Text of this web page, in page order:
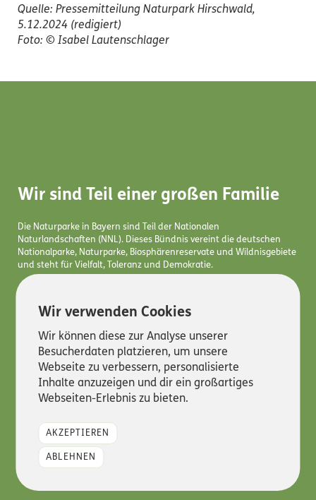
Wir verwenden Cookies
Wir können diese zur Analyse unserer
Besucherdaten platzieren, um unsere
Webseite zu verbessern, personalisierte
Inhalte anzuzeigen und dir ein großartiges
Webseiten-Erlebnis zu bieten.
AKZEPTIEREN
ABLEHNEN
Quelle: Pressemitteilung Naturpark Hirschwald,
5.12.2024 (redigiert)
Foto: © Isabel Lautenschlager
Wir sind Teil einer großen Familie
Die Naturparke in Bayern sind Teil der Nationalen
Naturlandschaften (NNL). Dieses Bündnis vereint die deutschen
Nationalparke, Naturparke, Biosphärenreservate und Wildnisgebiete
und steht für Vielfalt, Toleranz und Demokratie.
© 2026 Naturparkverband Bayern e.V. - Alle Rechte vorbehalten
Kontakt
Impressum
Datenschutz